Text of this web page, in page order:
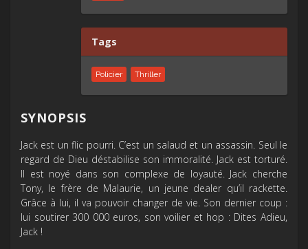
Tags
Policier Thriller
SYNOPSIS
Jack est un flic pourri. C’est un salaud et un assassin. Seul le
regard de Dieu déstabilise son immoralité. Jack est torturé.
Il est noyé dans son complexe de loyauté. Jack cherche
Tony, le frère de Malaurie, un jeune dealer qu’il rackette.
Grâce à lui, il va pouvoir changer de vie. Son dernier coup :
lui soutirer 300 000 euros, son voilier et hop : Dites Adieu,
Jack !